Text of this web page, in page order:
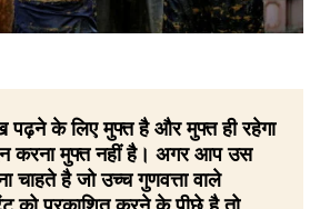
पढ़ने के लिए मुफ्त है और मुफ्त ही रहेगा
करना मुफ्त नहीं है। अगर आप उस
चाहते है जो उच्च गुणवत्ता वाले